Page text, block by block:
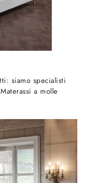
siamo specialisti
a molle